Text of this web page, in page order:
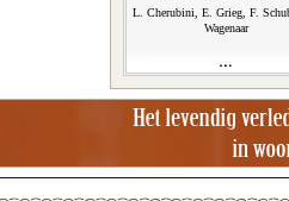
L. Cherubini, E. Grieg, F.
Wagenaar